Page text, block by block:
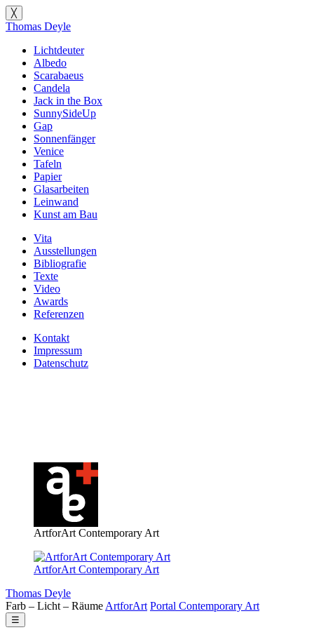
╳
Thomas Deyle
Lichtdeuter
Albedo
Scarabaeus
Candela
Jack in the Box
SunnySideUp
Gap
Sonnenfänger
Venice
Tafeln
Papier
Glasarbeiten
Leinwand
Kunst am Bau
Vita
Ausstellungen
Bibliografie
Texte
Video
Awards
Referenzen
Kontakt
Impressum
Datenschutz
ArtforArt Contemporary Art
ArtforArt Contemporary Art
Thomas Deyle
Farb – Licht – Räume ArtforArt Portal Contemporary Art
☰